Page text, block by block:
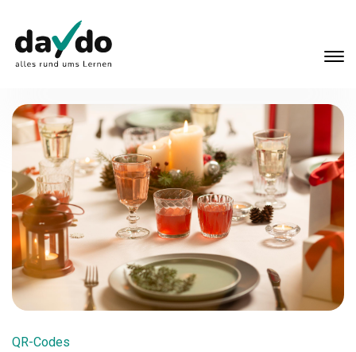
QR-Codes